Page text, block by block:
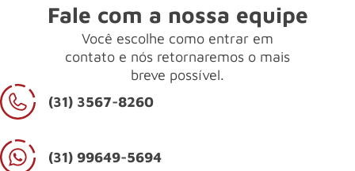
Fale com a nossa equipe
Você escolhe como entrar em
contato e nós retornaremos o mais
breve possível.
(31) 3567-8260
(31) 99649-5694